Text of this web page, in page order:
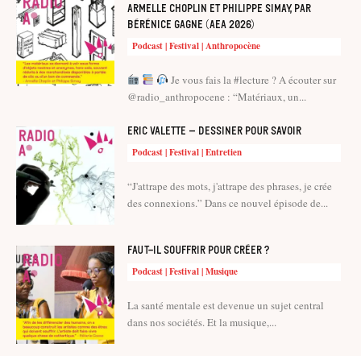
Armelle Choplin et Philippe Simay, par
Bérénice Gagne (AEA 2026)
Podcast | Festival | Anthropocène
Je vous fais la #lecture ? A écouter sur
@radio_anthropocene : “Matériaux, un...
Eric Valette – Dessiner pour savoir
Podcast | Festival | Entretien
“J'attrape des mots, j'attrape des phrases, je crée
des connexions.” Dans ce nouvel épisode de...
Faut-il souffrir pour créer ?
Podcast | Festival | Musique
La santé mentale est devenue un sujet central
dans nos sociétés. Et la musique,...